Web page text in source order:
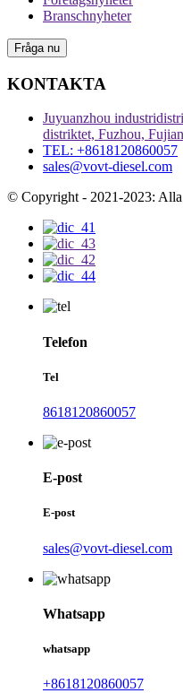
Branschnyheter
Fråga nu
KONTAKTA
Juyuanzhou
distriktet, Fuzhou,
TEL: +8618120860057
sales@vovt-diesel.com
© Copyright - 2021-2023: Alla
Telefon
Tel
8618120860057
E-post
E-post
sales@vovt-diesel.com
Whatsapp
whatsapp
+8618120860057